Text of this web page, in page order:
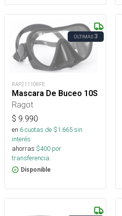
ÚLTIMAS3
RAP211108FE
Mascara De Buceo 10S
Ragot
$ 9.990
en 6cuotas de $1.665sin
interés
ahorras $400 por
transferencia.
Disponible